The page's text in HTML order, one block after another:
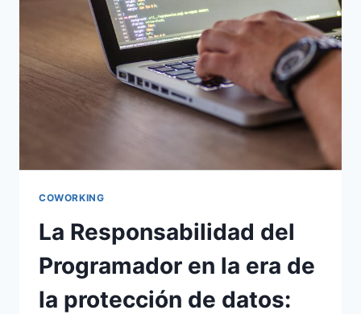
COWORKING
La Responsabilidad del
Programador en la era de
la protección de datos: